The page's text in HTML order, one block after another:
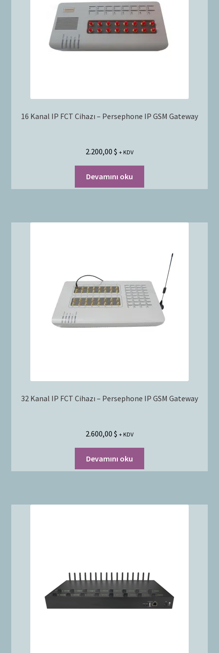
16 Kanal IP FCT Cihazı – Persephone IP GSM Gateway
2.200,00 $ + KDV
Devamını oku
32 Kanal IP FCT Cihazı – Persephone IP GSM Gateway
2.600,00 $ + KDV
Devamını oku